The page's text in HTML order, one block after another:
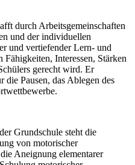
durch Arbeitsgemeinschaften
und der individuellen
und vertiefender Lern- und
Interessen, Stärken
gerecht wird. Er
die Pausen, das Ablegen des
Grundschule steht die
von motorischer
Aneignung elementarer